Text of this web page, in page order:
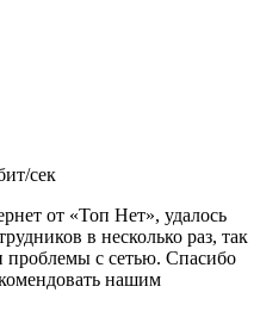
сек
от «Топ Нет», удалось
в несколько раз, так
проблемы с сетью. Спасибо
нашим